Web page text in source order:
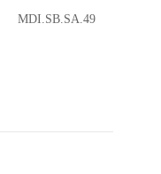
MDI.SB.SA.49